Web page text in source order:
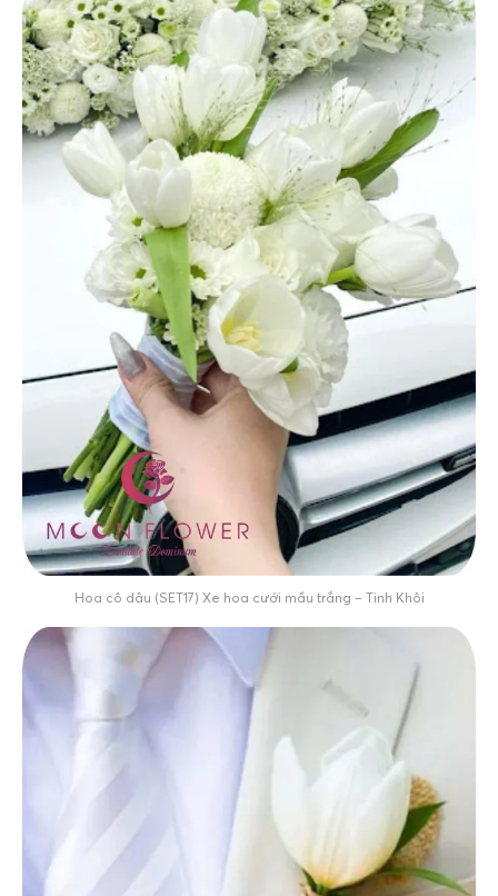
Hoa cô dâu (SET17) Xe hoa cưới mầu trắng – Tinh Khôi